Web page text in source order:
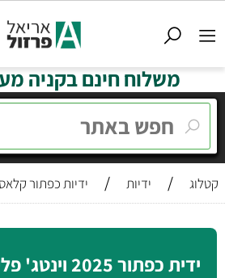
משלוח חינם בקניה מעל 399
קטלוג / ידיות / ידיות כפתור